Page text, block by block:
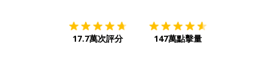
17.7萬次評分 147萬點擊量